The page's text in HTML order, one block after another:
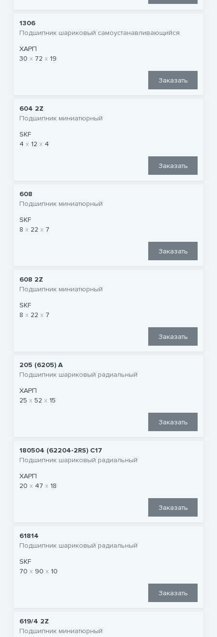
1306
Подшипник шариковый самоустанавливающийся
ХАРП
30
72 19
Заказать
604 2Z
Подшипник миниатюрный
SKF
4
12 4
Заказать
608
Подшипник миниатюрный
SKF
8
22 7
Заказать
608 2Z
Подшипник миниатюрный
SKF
8
22 7
Заказать
205 (6205) A
Подшипник шариковый радиальный
ХАРП
25
52 15
Заказать
180504 (62204-2RS) C17
Подшипник шариковый радиальный
ХАРП
20
47 18
Заказать
61814
Подшипник шариковый радиальный
SKF
70
90 10
Заказать
619/4 2Z
Подшипник миниатюрный